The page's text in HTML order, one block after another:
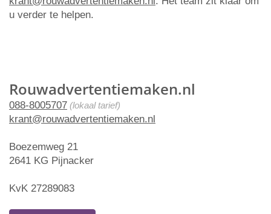
Rouwadvertentiemaken.nl
088-8005707 (lokaal tarief)
krant@rouwadvertentiemaken.nl
Boezemweg 21
2641 KG Pijnacker
KvK 27289083
u verder te helpen.